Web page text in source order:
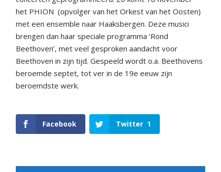
het PHION (opvolger van het Orkest van het Oosten)
met een ensemble naar Haaksbergen. Deze musici
brengen dan haar speciale programma ‘Rond
Beethoven’, met veel gesproken aandacht voor
Beethoven in zijn tijd. Gespeeld wordt o.a. Beethovens
beroemde septet, tot ver in de 19e eeuw zijn
beroemdste werk.
Facebook Twitter 1